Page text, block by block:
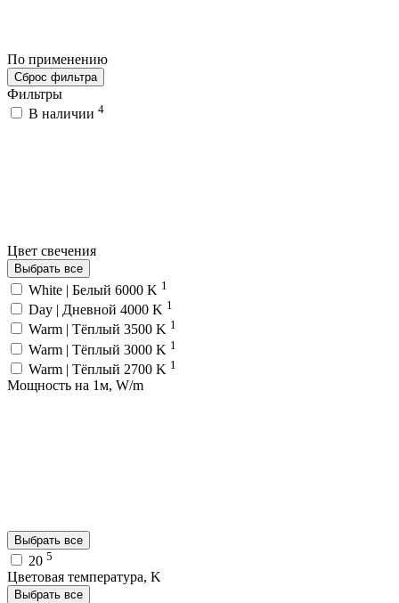
По применению
Сброс фильтра
Фильтры
В наличии 4
Цвет свечения
Выбрать все
White | Белый 6000 K 1
Day | Дневной 4000 K 1
Warm | Тёплый 3500 K 1
Warm | Тёплый 3000 K 1
Warm | Тёплый 2700 K 1
Мощность на 1м, W/m
Выбрать все
20 5
Цветовая температура, K
Выбрать все